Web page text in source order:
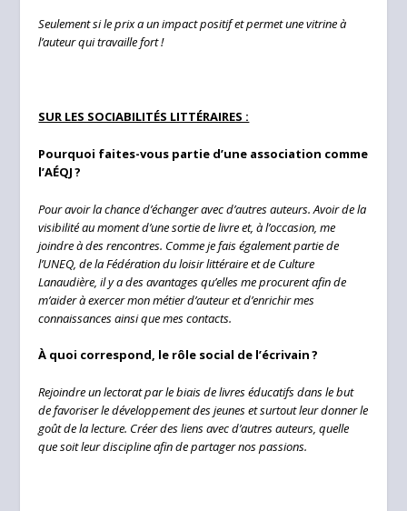
Seulement si le prix a un impact positif et permet une vitrine à
l’auteur qui travaille fort !
SUR LES SOCIABILITÉS LITTÉRAIRES :
Pourquoi faites-vous partie d’une association comme
l’AÉQJ ?
Pour avoir la chance d’échanger avec d’autres auteurs. Avoir de la
visibilité au moment d’une sortie de livre et, à l’occasion, me
joindre à des rencontres. Comme je fais également partie de
l’UNEQ, de la Fédération du loisir littéraire et de Culture
Lanaudière, il y a des avantages qu’elles me procurent afin de
m’aider à exercer mon métier d’auteur et d’enrichir mes
connaissances ainsi que mes contacts.
À quoi correspond, le rôle social de l’écrivain ?
Rejoindre un lectorat par le biais de livres éducatifs dans le but
de favoriser le développement des jeunes et surtout leur donner le
goût de la lecture. Créer des liens avec d’autres auteurs, quelle
que soit leur discipline afin de partager nos passions.